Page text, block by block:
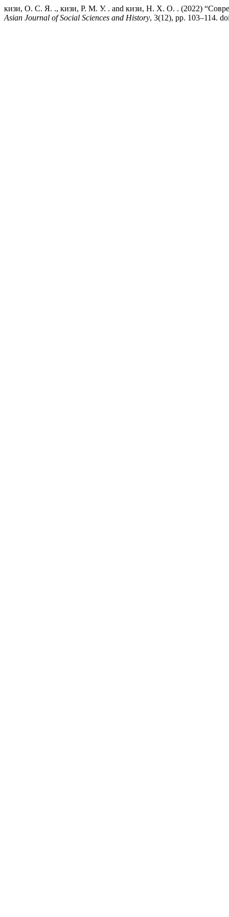
кизи, О. С. Я. ., кизи, Р. М. У. . and кизи, Н. Х. О. . (2022)
Asian Journal of Social Sciences and History, 3(12), pp. 103–114.